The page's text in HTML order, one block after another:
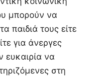
‬μπορούν‭ ‬να‭
‬παιδιά‭ ‬τους‭ ‬είτε‭
‬για‭ ‬άνεργες‭
‬ευκαιρία‭ ‬να‭
‬στη‭